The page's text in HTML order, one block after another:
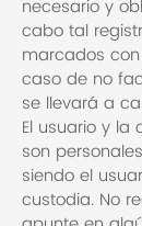
necesario y
cabo tal
marcados
caso de no
se llevará a
El usuario y la
son
siendo el
custodia. No